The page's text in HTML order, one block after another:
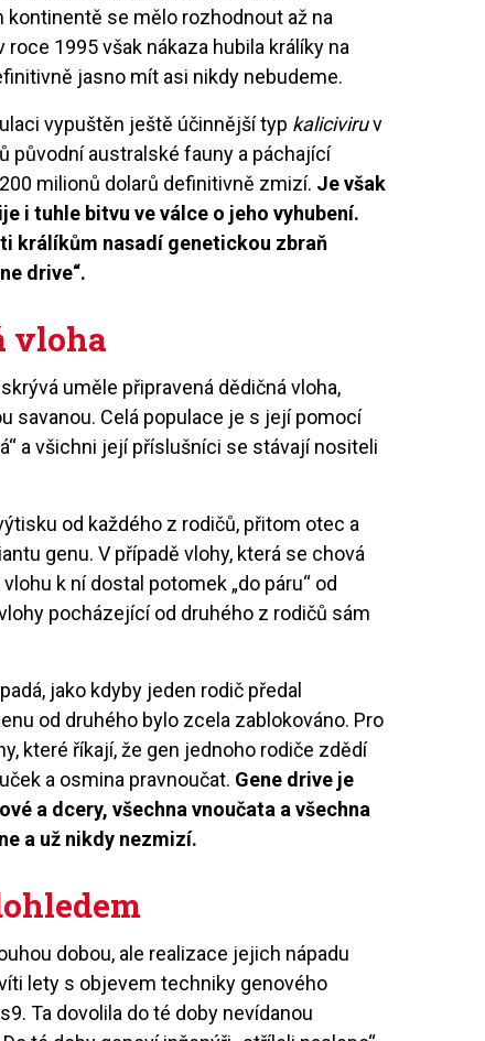
se mělo rozhodnout až na
1995 však nákaza hubila králíky na
jasno mít asi nikdy nebudeme.
vypuštěn ještě účinnější typ kaliciviruv
původní australské fauny a páchající
milionů dolarů definitivně zmizí. Je však
i tuhle bitvu ve válce o jeho vyhubení.
králíkům nasadí genetickou zbraň
drive“.
vloha
uměle připravená dědičná vloha,
savanou. Celá populace je s její pomocí
a všichni její příslušníci se stávají nositeli
od každého z rodičů, přitom otec a
genu. V případě vlohy, která se chová
k ní dostal potomek „do páru“ od
pocházející od druhého z rodičů sám
jako kdyby jeden rodič předal
od druhého bylo zcela zablokováno. Pro
které říkají, že gen jednoho rodiče zdědí
a osmina pravnoučat. Gene drive je
a dcery, všechna vnoučata a všechna
a už nikdy nezmizí.
dobou, ale realizace jejich nápadu
lety s objevem techniky genového
Ta dovolila do té doby nevídanou